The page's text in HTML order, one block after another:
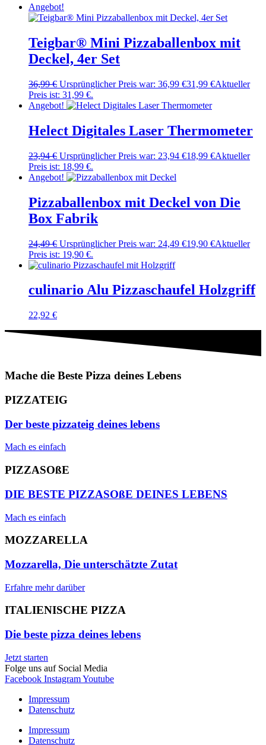
Angebot!
Teigbar® Mini Pizzaballenbox mit
Deckel, 4er Set
36,99€ Ursprünglicher Preis war: 36,99 €31,99 €Aktueller
Preis ist: 31,99 €.
Angebot!
Helect Digitales Laser Thermometer
23,94€ Ursprünglicher Preis war: 23,94 €18,99 €Aktueller
Preis ist: 18,99 €.
Angebot!
Pizzaballenbox mit Deckel von Die
Box Fabrik
24,49€ Ursprünglicher Preis war: 24,49 €19,90 €Aktueller
Preis ist: 19,90 €.
culinario Alu Pizza­schaufel Holzgriff
22,92 €
Mache die Beste Pizza deines Lebens
PIZZATEIG
Der beste pizzateig deines lebens
Mach es einfach
PIZZASOßE
DIE BESTE PIZZASOßE DEINES LEBENS
Mach es einfach
MOZZARELLA
Mozzarella, Die unterschätzte Zutat
Erfahre mehr darüber
ITALIENISCHE PIZZA
Die beste pizza deines lebens
Jetzt starten
Folge uns auf Social Media
Facebook InstagramYoutube
Impressum
Datenschutz
Impressum
Datenschutz